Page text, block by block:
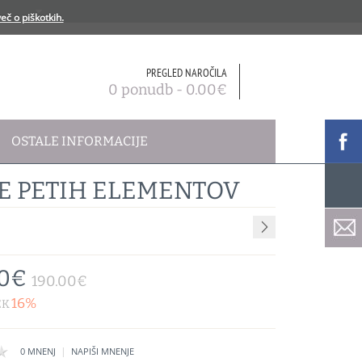
o piškotkih.
PREGLED NAROČILA
0 ponudb - 0.00€
OSTALE INFORMACIJE
PETIH ELEMENTOV
190.00€
16%
0 MNENJ | NAPIŠI MNENJE